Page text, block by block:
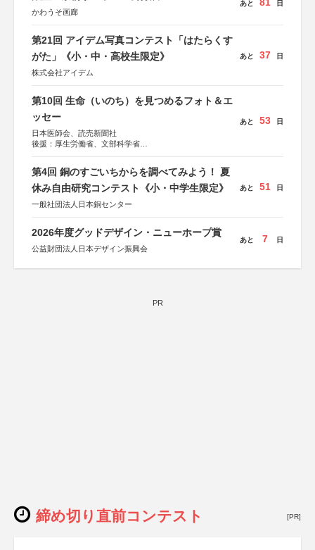
かわうそ画廊
あと 日
第21回 アイデム写真コンテスト「はたらくす
がた」《小・中・高校生限定》
株式会社アイデム
あと 37 日
第10回 生命（いのち）を見つめるフォト＆エ
ッセー
日本医師会、読売新聞社
後援：厚生労働省、文部科学省
あと 53 日
第4回 銅のすごいちからを調べてみよう！ 夏
休み自由研究コンテスト《小・中学生限定》
一般社団法人日本銅センター
あと 51 日
2026年度グッドデザイン・ニューホープ賞
公益財団法人日本デザイン振興会
あと 7 日
PR
締め切り直前コンテスト [PR]